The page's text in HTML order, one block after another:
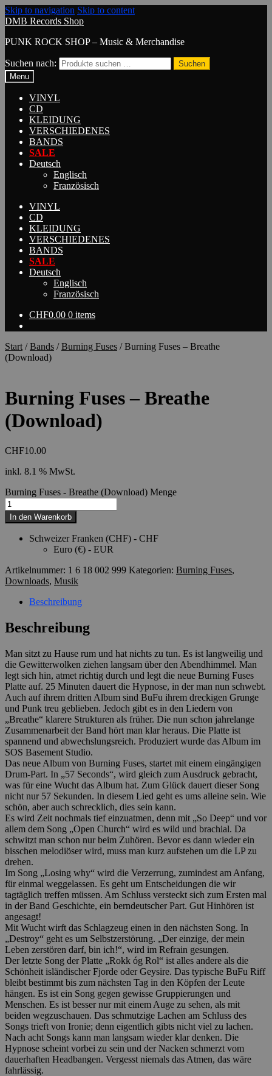
Skip to navigation Skip to content
DMB Records Shop
PUNK ROCK SHOP – Music & Merchandise
Suchen nach:
Suchen
Menu
VINYL
CD
KLEIDUNG
VERSCHIEDENES
BANDS
SALE
Deutsch
Englisch
Französisch
VINYL
CD
KLEIDUNG
VERSCHIEDENES
BANDS
SALE
Deutsch
Englisch
Französisch
CHF0.00 0 items
Start /Bands /Burning Fuses /Burning Fuses – Breathe
(Download)
Burning Fuses – Breathe
(Download)
CHF10.00
inkl. 8.1 % MwSt.
Burning Fuses - Breathe (Download) Menge
In den Warenkorb
Schweizer Franken (CHF) - CHF
Euro (€) - EUR
Artikelnummer: 1 6 18 002 999 Kategorien: Burning Fuses,
Downloads, Musik
Beschreibung
Beschreibung
Man sitzt zu Hause rum und hat nichts zu tun. Es ist langweilig und
die Gewitterwolken ziehen langsam über den Abendhimmel. Man
legt sich hin, atmet richtig durch und legt die neue Burning Fuses
Platte auf. 25 Minuten dauert die Hypnose, in der man nun schwebt.
Auch auf ihrem dritten Album sind BuFu ihrem dreckigen Grunge
und Punk treu geblieben. Jedoch gibt es in den Liedern von
„Breathe“ klarere Strukturen als früher. Die nun schon jahrelange
Zusammenarbeit der Band hört man klar heraus. Die Platte ist
spannend und abwechslungsreich. Produziert wurde das Album im
SOS Basement Studio.
Das neue Album von Burning Fuses, startet mit einem eingängigen
Drum-Part. In „57 Seconds“, wird gleich zum Ausdruck gebracht,
was für eine Wucht das Album hat. Zum Glück dauert dieser Song
nicht nur 57 Sekunden. In diesem Lied geht es ums alleine sein. Wie
schön, aber auch schrecklich, dies sein kann.
Es wird Zeit nochmals tief einzuatmen, denn mit „So Deep“ und vor
allem dem Song „Open Church“ wird es wild und brachial. Da
schwitzt man schon nur beim Zuhören. Bevor es dann wieder ein
bisschen melodiöser wird, muss man kurz aufstehen um die LP zu
drehen.
Im Song „Losing why“ wird die Verzerrung, zumindest am Anfang,
für einmal weggelassen. Es geht um Entscheidungen die wir
tagtäglich treffen müssen. Am Schluss versteckt sich zum Ersten mal
in der Band Geschichte, ein berndeutscher Part. Gut Hinhören ist
angesagt!
Mit Wucht wirft das Schlagzeug einen in den nächsten Song. In
„Destroy“ geht es um Selbstzerstörung. „Der einzige, der mein
Leben zerstören darf, bin ich!“, wird im Refrain gesungen.
Der letzte Song der Platte „Rokk óg Rol“ ist alles andere als die
Schönheit isländischer Fjorde oder Geysire. Das typische BuFu Riff
bleibt bestimmt bis zum nächsten Tag in den Köpfen der Leute
hängen. Es ist ein Song gegen gewisse Gruppierungen und
Menschen. Es ist besser nur mit einem Auge zu sehen, als mit
beiden wegzuschauen. Das schmutzige Lachen am Schluss des
Songs trieft von Ironie; denn eigentlich gibts nicht viel zu lachen.
Nach acht Songs kann man langsam wieder klar denken. Die
Hypnose scheint vorbei zu sein und der Nacken schmerzt vom
dauerhaften Headbangen. Vergesst niemals das Atmen, das wäre
fahrlässig.